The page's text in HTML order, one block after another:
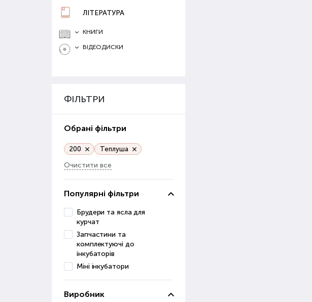
ЛІТЕРАТУРА
КНИГИ
ВІДЕОДИСКИ
ФІЛЬТРИ
Обрані фільтри
200 Теплуша
Очистити все
Популярні фільтри
Брудери та ясла для
курчат
Запчастини та
комплектуючі до
інкубаторів
Міні інкубатори
Виробник